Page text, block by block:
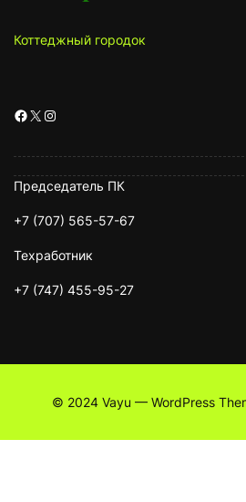
Коттеджный городок
Facebook X Instagram
Председатель ПК
+7 (707) 565-57-67
Техработник
+7 (747) 455-95-27
© 2024 Vayu — WordPress